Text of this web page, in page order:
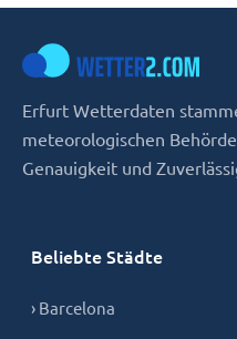
Erfurt Wetterdaten
meteorologischen
Genauigkeit und
Beliebte Städte
› Barcelona